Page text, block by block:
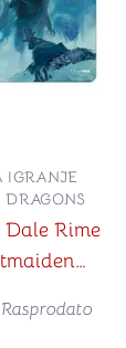
Rime
IGRANJE
Rasprodato